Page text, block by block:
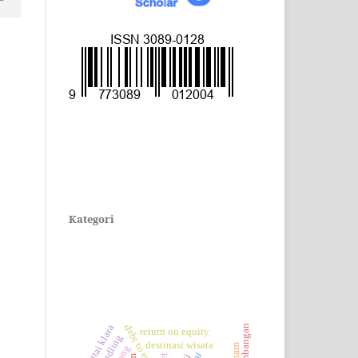
Kategori
return on equity
destinasi wisata
pantai klara